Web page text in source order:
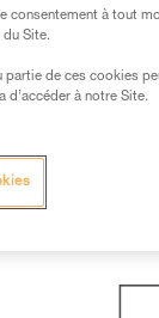
de la notice
un
seul, en
votre activité. Il
consentement à tout
du Site.
partie de ces cookies
d’accéder à notre Site.